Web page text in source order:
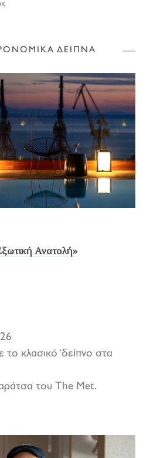
ΔΕΙΠΝΑ
Ανατολή»
το κλασικό ‘δείπνο στα
του The Met.